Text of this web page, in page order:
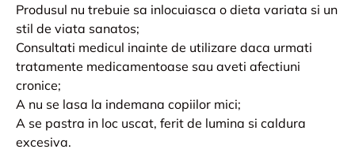
Produsul nu trebuie sa inlocuiasca o dieta variata si un
stil de viata sanatos;
Consultati medicul inainte de utilizare daca urmati
tratamente medicamentoase sau aveti afectiuni
cronice;
A nu se lasa la indemana copiilor mici;
A se pastra in loc uscat, ferit de lumina si caldura
excesiva.